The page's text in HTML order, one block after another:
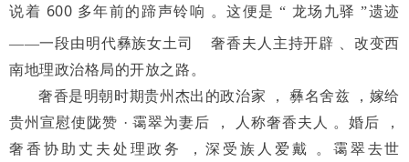
说着 600 多年前的蹄声铃响 。这便是 “ 龙场九驿 ”遗迹
——一段由明代彝族女土司 奢香夫人主持开辟
、改变西
南地理政治格局的开放之路。
奢香是明朝时期贵州杰出的政治家 ， 彝名舍兹
，嫁给
贵州宣慰使陇赞 · 霭翠为妻后 ， 人称奢香夫人 。婚后
，
奢香协助丈夫处理政务
，深受族人爱戴 。霭翠去世